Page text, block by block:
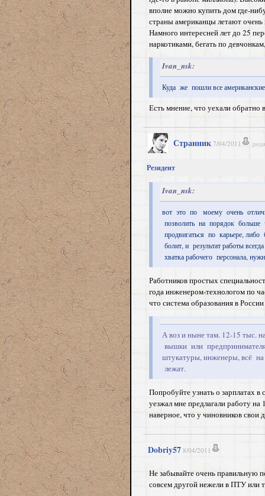
вполне можно купить дом где-
страны американцы летают
Намного интересней лет до 25
наркотиками, бегать по
Ivan_nsk:
Куда же пошли все американские
Есть мнение, что уехали обратно
Странник 7/04/2011
Резидент
Ivan_nsk:
вот это по моему очень
позволить на порядок
продвигаться по карьере,
болит, и результат работы
хватка рабочего персонала,
Работников простых
года инженером-технологом по
что система образования в
А воз и ныне там. 12-15 тыс.
вышки или
штукатуры, инженеры, всё
лежат.
Попробуйте узнать о зарплатах в
уезжал мне предлагали работу
наверное, что у чиновников свои
Dobriy57 8/04/2011
Не забывайте очень правильную
совсем другой нежели в ПТУ или